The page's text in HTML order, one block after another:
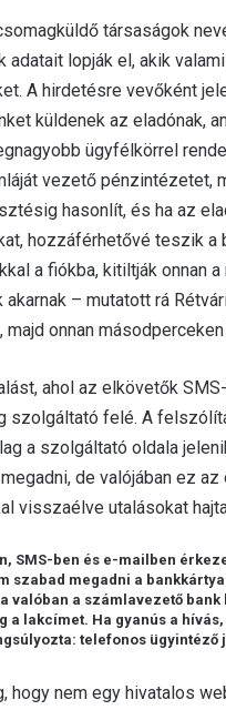
társaságok
lopják el, akik
A hirdetésre vevőként
küldenek az eladónak,
ügyfélkörrel
vezető pénzintézetet,
hasonlít, és ha az
hozzáférhetővé teszik a
a fiókba, kitiltják onnan
– mutatott rá
onnan
ahol az elkövetők
szolgáltató felé. A
a szolgáltató oldala
de valójában ez
visszaélve utalásokat
SMS-ben és e-mailben
szabad megadni a
valóban a számlavezető
a lakcímet. Ha gyanús a
telefonos ügyintéző
nem egy hivatalos